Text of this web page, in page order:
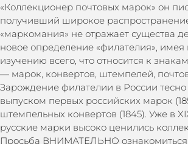
«Коллекционер почтовых марок» он
получивший широкое
«маркомания» не отражает существа
новое определение «филателия», имея
изучению всего, что относится к
— марок, конвертов, штемпелей,
Зарождение филателии в России тесно
выпуском первых российских марок
штемпельных конвертов (1845). Уже в
русские марки высоко ценились
Просьба ВНИМАТЕЛЬНО ознакомиться